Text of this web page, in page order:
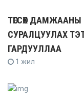
ТӨГСӨХ
СУРАЛЦУУЛАХ
ГАРДУУЛЛАА
1 жил